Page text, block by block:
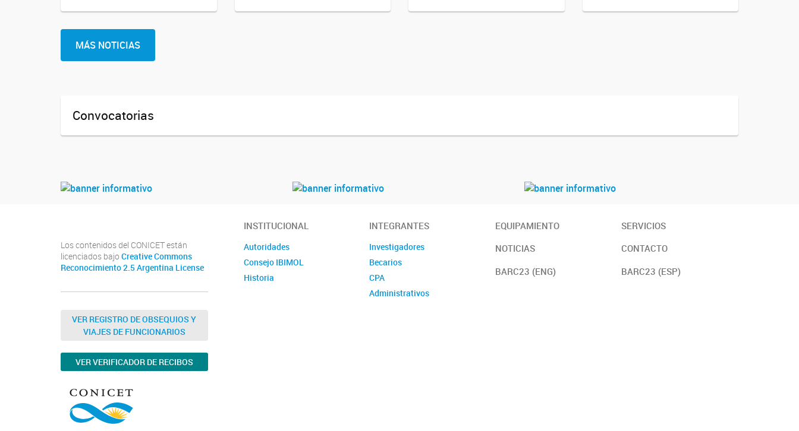
MÁS NOTICIAS
Convocatorias
Los contenidos del CONICET están
licenciados bajo Creative Commons
Reconocimiento 2.5 Argentina License
VER REGISTRO DE OBSEQUIOS Y
VIAJES DE FUNCIONARIOS
VER VERIFICADOR DE RECIBOS
INSTITUCIONAL
Autoridades
Consejo IBIMOL
Historia
INTEGRANTES
Investigadores
Becarios
CPA
Administrativos
EQUIPAMIENTO
SERVICIOS
NOTICIAS
CONTACTO
BARC23 (ENG)
BARC23 (ESP)